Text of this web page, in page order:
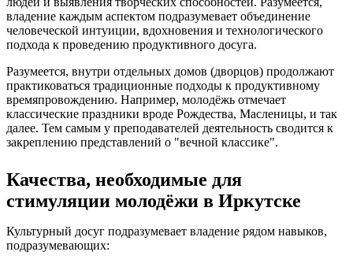
владение каждым аспектом подразумевает объединение
человеческой интуиции, вдохновения и технологического
подхода к проведению продуктивного досуга.
Разумеется, внутри отдельных домов (дворцов) продолжают
практиковаться традиционные подходы к продуктивному
времяпровождению. Например, молодёжь отмечает
классические праздники вроде Рождества, Масленицы, и так
далее. Тем самым у преподавателей деятельность сводится к
закреплению представлений о "вечной классике".
Качества, необходимые для
стимуляции молодёжи в Иркутске
Культурный досуг подразумевает владение рядом навыков,
подразумевающих: